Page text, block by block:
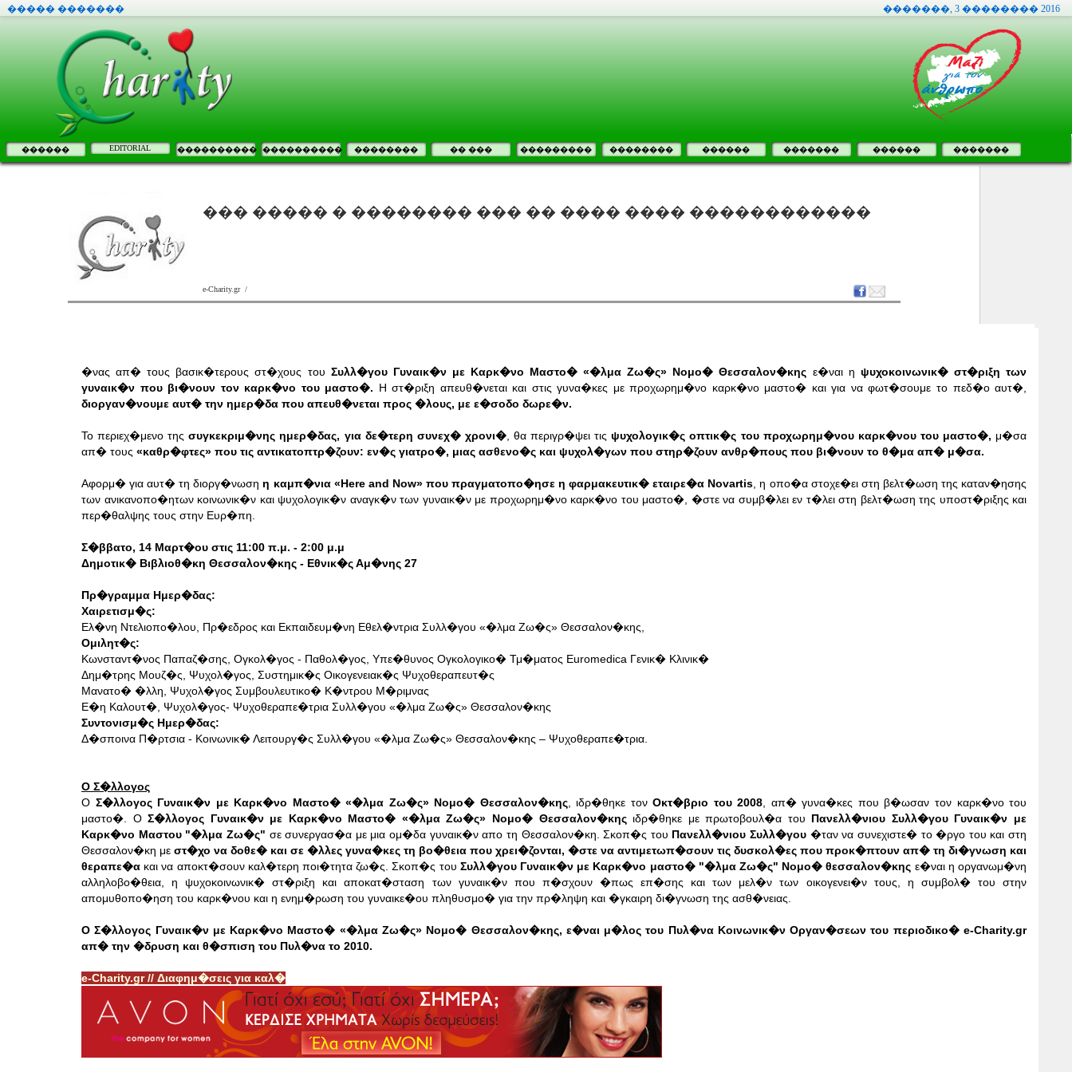
����� ������� �������, 3 �������� 2016
������ EDITORIAL ���������� ���������� �������� �� ��� ��������� �������� ������ ������� ������ �������
��� ����� � �������� ��� �� ���� ���� ������������
e-Charity.gr /
�νας απ� τους βασικ�τερους στ�χους του Συλλ�γου Γυναικ�ν με Καρκ�νο Μαστο� «�λμα Ζω�ς» Νομο� Θεσσαλον�κης ε�ναι η ψυχοκοινωνικ� στ�ριξη των
γυναικ�ν που βι�νουν τον καρκ�νο του μαστο�. Η στ�ριξη απευθ�νεται και στις γυνα�κες με προχωρημ�νο καρκ�νο μαστο� και για να φωτ�σουμε το πεδ�ο αυτ�,
διοργαν�νουμε αυτ� την ημερ�δα που απευθ�νεται προς �λους, με ε�σοδο δωρε�ν.
Το περιεχ�μενο τηςσυγκεκριμ�νης ημερ�δας, για δε�τερη συνεχ� χρονι�, θα περιγρ�ψει τιςψυχολογικ�ς οπτικ�ς του προχωρημ�νου καρκ�νου του μαστο�, μ�σα
απ� τους«καθρ�φτες» που τις αντικατοπτρ�ζουν: εν�ς γιατρο�, μιας ασθενο�ς και ψυχολ�γων που στηρ�ζουν ανθρ�πους που βι�νουν το θ�μα απ� μ�σα.
Αφορμ� για αυτ� τη διοργ�νωσηη καμπ�νια «Here and Now» που πραγματοπο�ησε η φαρμακευτικ� εταιρε�α Novartis , η οπο�α στοχε�ει στη βελτ�ωση της καταν�ησης
των ανικανοπο�ητων κοινωνικ�ν και ψυχολογικ�ν αναγκ�ν των γυναικ�ν με προχωρημ�νο καρκ�νο του μαστο�, �στε να συμβ�λει εν τ�λει στη βελτ�ωση της υποστ�ριξης και
περ�θαλψης τους στην Ευρ�πη.
Σ�ββατο, 14 Μαρτ�ου στις 11:00 π.μ. - 2:00 μ.μ
Δημοτικ� Βιβλιοθ�κη Θεσσαλον�κης - Εθνικ�ς Αμ�νης 27
Πρ�γραμμα Ημερ�δας:
Χαιρετισμ�ς:
Ελ�νη Ντελιοπο�λου, Πρ�εδρος και Εκπαιδευμ�νη Εθελ�ντρια Συλλ�γου «�λμα Ζω�ς» Θεσσαλον�κης,
Ομιλητ�ς:
Κωνσταντ�νος Παπαζ�σης, Ογκολ�γος - Παθολ�γος, Υπε�θυνος Ογκολογικο� Τμ�ματος Euromedica Γενικ� Κλινικ�
Δημ�τρης Μουζ�ς, Ψυχολ�γος, Συστημικ�ς Οικογενειακ�ς Ψυχοθεραπευτ�ς
Μανατο� �λλη, Ψυχολ�γος Συμβουλευτικο� Κ�ντρου Μ�ριμνας
Ε�η Καλουτ�, Ψυχολ�γος- Ψυχοθεραπε�τρια Συλλ�γου «�λμα Ζω�ς» Θεσσαλον�κης
Συντονισμ�ς Ημερ�δας:
Δ�σποινα Π�ρτσια - Κοινωνικ� Λειτουργ�ς Συλλ�γου «�λμα Ζω�ς» Θεσσαλον�κης – Ψυχοθεραπε�τρια.
Ο Σ�λλογος
O Σ�λλογος Γυναικ�ν με Καρκ�νο Μαστο� «�λμα Ζω�ς» Nομο� Θεσσαλον�κης, ιδρ�θηκε τονΟκτ�βριο του 2008 , απ� γυνα�κες που β�ωσαν τον καρκ�νο του
μαστο�. OΣ�λλογος Γυναικ�ν με Καρκ�νο Μαστο� «�λμα Ζω�ς» Nομο� Θεσσαλον�κης ιδρ�θηκε με πρωτοβουλ�α του Πανελλ�νιου Συλλ�γου Γυναικ�ν με
Καρκ�νο Μαστου "�λμα Ζω�ς" σε συνεργασ�α με μια ομ�δα γυναικ�ν απο τη Θεσσαλον�κη. Σκοπ�ς του Πανελλ�νιου Συλλ�γου �ταν να συνεχιστε� το �ργο του και στη
Θεσσαλον�κη μεστ�χο να δοθε� και σε �λλες γυνα�κες τη βο�θεια που χρει�ζονται, �στε να αντιμετωπ�σουν τις δυσκολ�ες που προκ�πτουν απ� τη δι�γνωση και
θεραπε�α και να αποκτ�σουν καλ�τερη ποι�τητα ζω�ς.Σκοπ�ς του Συλλ�γου Γυναικ�ν με Καρκ�νο μαστο� "�λμα Ζω�ς" Νομο� θεσσαλον�κης ε�ναι η οργανωμ�νη
αλληλοβο�θεια, η ψυχοκοινωνικ� στ�ριξη και αποκατ�σταση των γυναικ�ν που π�σχουν �πως επ�σης και των μελ�ν των οικογενει�ν τους, η συμβολ� του στην
απομυθοπο�ηση του καρκ�νου και η ενημ�ρωση του γυναικε�ου πληθυσμο� για την πρ�ληψη και �γκαιρη δι�γνωσητης ασθ�νειας.
Ο Σ�λλογος Γυναικ�ν με Καρκ�νο Μαστο� «�λμα Ζω�ς» Nομο� Θεσσαλον�κης, ε�ναι μ�λος του Πυλ�να Κοινωνικ�ν Οργαν�σεων του περιοδικο� e-Charity.gr
απ� την �δρυση και θ�σπιση του Πυλ�να το 2010.
e-Charity.gr // Διαφημ�σεις για καλ�